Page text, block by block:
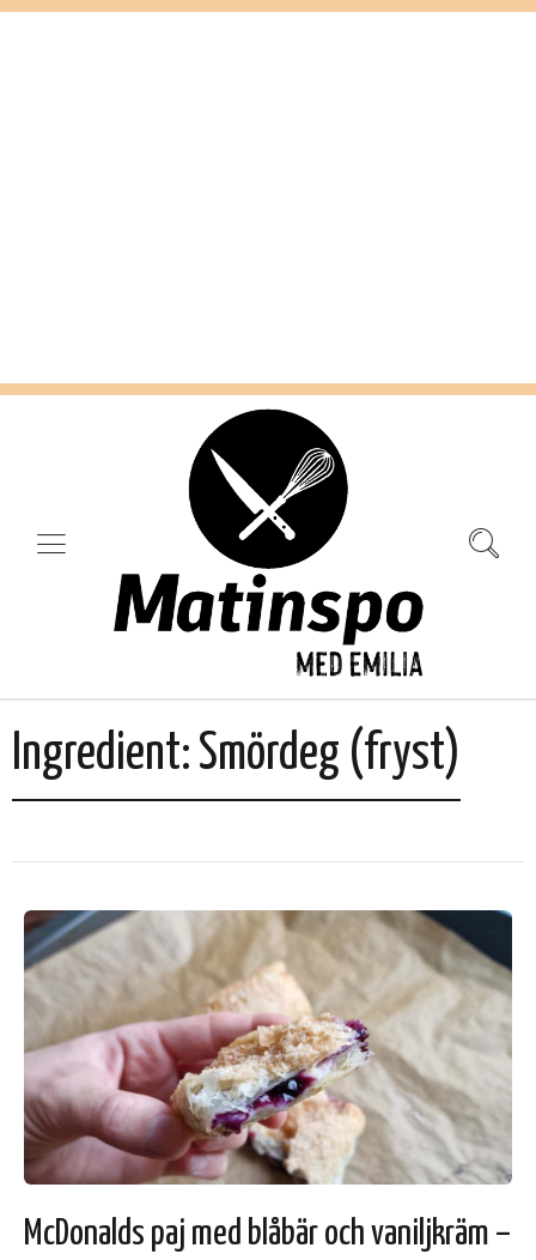
Ingredient: Smördeg (fryst)
McDonalds paj med blåbär och vaniljkräm –